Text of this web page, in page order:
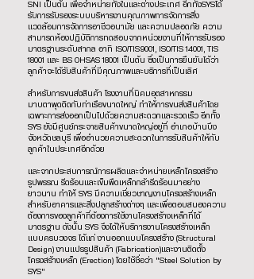
SNI เป็นต้น เพื่อจำหน่ายทั้งในและต่างประเทศ อีกทั้งSYSได้
รับการรับรองระบบบริหารงานคุณภาพการจัดการสิ่ง
แวดล้อมการจัดการอาชีวอนามัย และความปลอดภัย ความ
สามารถห้องปฏิบัติการทดสอบจากหน่วยงานที่ให้การรับรอง
มาตรฐานระดับสากล อาทิ ISO/TIS9001, ISO/TIS 14001, TIS
18001 และ BS OHSAS 18001 เป็นต้น ซึ่งเป็นการยืนยันได้ว่า
ลูกค้าจะได้รับสินค้าที่มีคุณภาพและบริการที่เป็นเลิศ
สำหรับการขนส่งสินค้า โรงงานที่นิคมอุตสาหกรรม
มาบตาพุดติดกับท่าเรือขนาดใหญ่ ทำให้การขนส่งสินค้าโดย
เฉพาะการส่งออกเป็นไปด้วยความสะดวกและรวดเร็ว อีกทั้ง
SYS ยังมีศูนย์กระจายสินค้าขนาดใหญ่อยู่ที่ อำเภอบ้านบึง
จังหวัดชลบุรี เพื่ออำนวยความสะดวกในการรับสินค้าให้กับ
ลูกค้าในประเทศอีกด้วย
และจากประสบการณ์การผลิตและจำหน่ายเหล็กโครงสร้าง
รูปพรรณ รีดร้อนและเข็มพืดเหล็กกล้ารีดร้อนมาอย่าง
ยาวนาน ทำให้ SYS มีความเชี่ยวชาญงานโครงสร้างเหล็ก
สำหรับอาคารและสิ่งปลูกสร้างต่างๆ และเพื่อตอบสนองความ
ต้องการของลูกค้าที่ต้องการใช้งานโครงสร้างเหล็กที่ได้
มาตรฐาน ดังนั้น SYS จึงได้ให้บริการงานโครงสร้างเหล็ก
แบบครบวงจร ได้แก่ งานออกแบบโครงสร้าง (Structural
Design) งานแปรรูปสินค้า (Fabrication)และงานติดตั้ง
โครงสร้างเหล็ก (Erection) โดยใช้ชื่อว่า "Steel Solution by
SYS"